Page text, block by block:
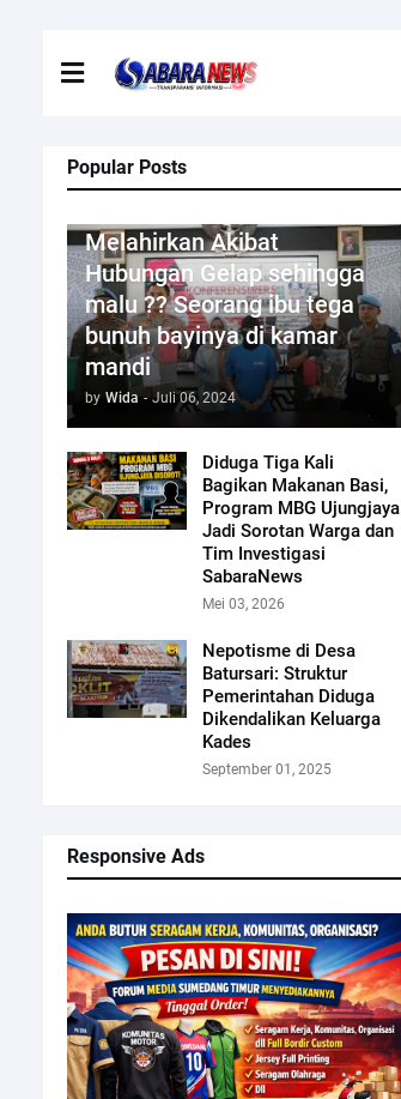
Popular Posts
Melahirkan Akibat
Hubungan Gelap sehingga
malu ?? Seorang ibu tega
bunuh bayinya di kamar
mandi
by Wida - Juli 06, 2024
Diduga Tiga Kali
Bagikan Makanan Basi,
Program MBG Ujungjaya
Jadi Sorotan Warga dan
Tim Investigasi
SabaraNews
Mei 03, 2026
Nepotisme di Desa
Batursari: Struktur
Pemerintahan Diduga
Dikendalikan Keluarga
Kades
September 01, 2025
Responsive Ads